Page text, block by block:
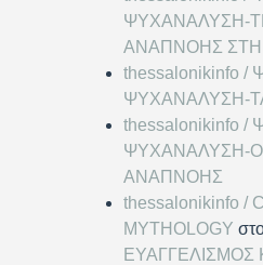
ΨΥΧΑΝΑΛΥΣΗ-
ΑΝΑΠΝΟΗΣ ΣΤΗ
thessalonikinfo
ΨΥΧΑΝΑΛΥΣΗ-
thessalonikinfo
ΨΥΧΑΝΑΛΥΣΗ-
ΑΝΑΠΝΟΗΣ
thessalonikinfo /
MYTHOLOGY
ΕΥΑΓΓΕΛΙΣΜΟΣ